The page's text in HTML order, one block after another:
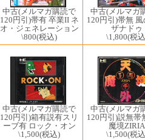
中古(メルマガ購読で
120円引)帯有 卒業II ネ
オ・ジェネレーション
\800(税込)
中古(メルマガ
120円引)帯無
ザナドゥ
\1,800(税
中古(メルマガ購読で
120円引)箱有説有スリ
ーブ有 ロック・オン
\1,500(税込)
中古(メルマガ
120円引)説無帯
魔境ZIRIA
\1,500(税